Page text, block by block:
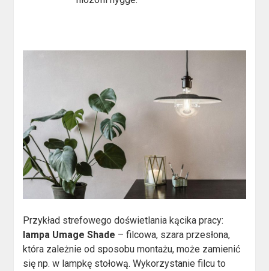
Przykład strefowego doświetlania kącika pracy:
lampa Umage Shade – filcowa, szara przesłona,
która zależnie od sposobu montażu, może zamienić
się np. w lampkę stołową. Wykorzystanie filcu to